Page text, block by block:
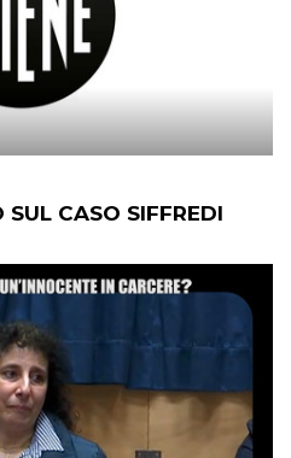
SUL CASO SIFFREDI